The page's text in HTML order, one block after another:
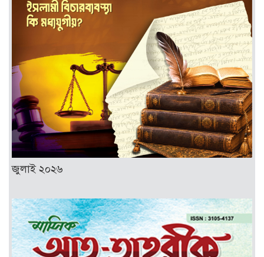
জুলাই ২০২৬